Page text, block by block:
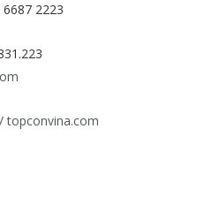
2223
topconvina.com